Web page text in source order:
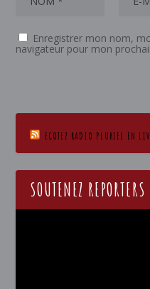
Enregistrer mon nom,
navigateur pour mon
ECOTEZ RADIO PLURIEL EN
SOUTENEZ